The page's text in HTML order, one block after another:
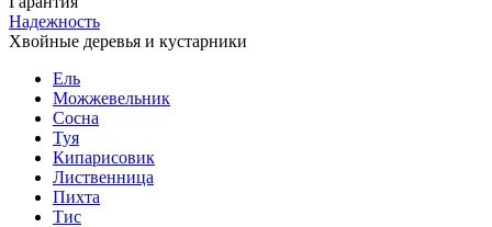
Надежность
Хвойные деревья и кустарники
Ель
Можжевельник
Сосна
Туя
Кипарисовик
Лиственница
Пихта
Тис